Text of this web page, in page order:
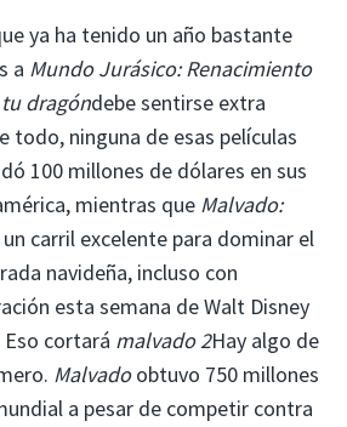
ya ha tenido un año bastante
a Mundo Jurásico: Renacimiento
dragóndebe sentirse extra
todo, ninguna de esas películas
100 millones de dólares en sus
mientras que Malvado:
carril excelente para dominar el
navideña, incluso con
esta semana de Walt Disney
cortará malvado 2Hay algo de
Malvadoobtuvo 750 millones
a pesar de competir contra